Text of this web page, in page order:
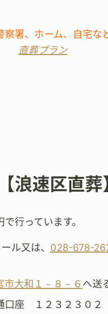
察署、ホーム、自宅な
直葬プラン
浪速区直葬
行っています。
ル又は、 028-678-
市大和１－８－６ へ送
座 １２３２３０２